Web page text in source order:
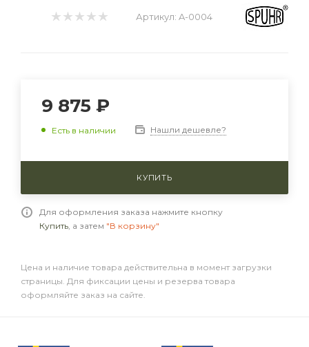
Артикул: A-0004
9 875 ₽
Есть в наличии Нашли дешевле?
КУПИТЬ
Для оформления заказа нажмите кнопку
Купить, а затем "В корзину"
Цена и наличие товара действительна в момент загрузки
страницы. Для фиксации цены и резерва товара
оформляйте заказ на сайте.